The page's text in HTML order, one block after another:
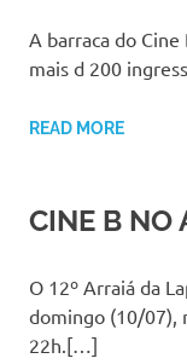
A barraca do
mais d 200
READ MORE
CINE B NO
O 12º Arraiá da
domingo (10/07),
22h.[…]